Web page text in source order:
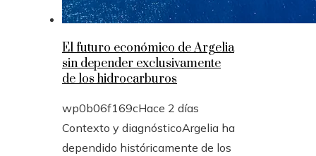
El futuro económico de Argelia
sin depender exclusivamente
de los hidrocarburos
wp0b06f169cHace 2 días
Contexto y diagnósticoArgelia ha
dependido históricamente de los